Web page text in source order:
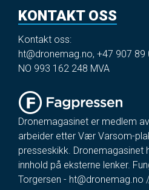
KONTAKT OSS
Kontakt oss:
ht@dronemag.no, +47 907 89
NO 993 162 248 MVA
Dronemagasinet er medlem
arbeider etter Vær Varsom-
presseskikk. Dronemagasinet
innhold på eksterne lenker.
Torgersen - ht@dronemag.no